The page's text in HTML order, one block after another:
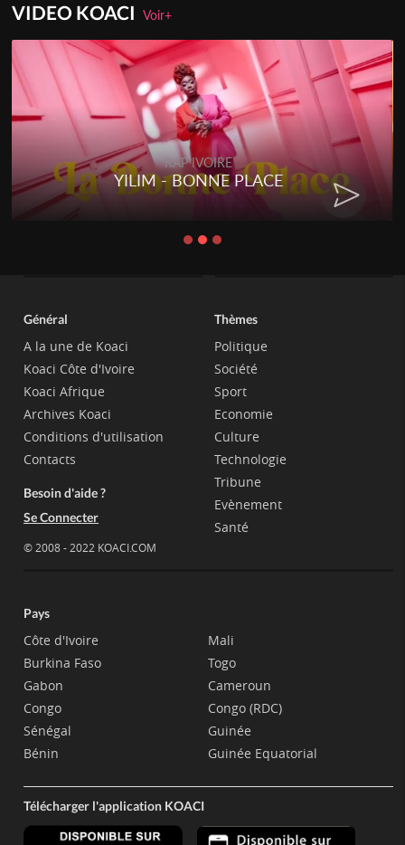
VIDEO KOACIVoir+
RAP IVOIRE
YILIM - BONNE PLACE
Général
A la une de Koaci
Koaci Côte d'Ivoire
Koaci Afrique
Archives Koaci
Conditions d'utilisation
Contacts
Besoin d'aide ?
Se Connecter
© 2008 - 2022 KOACI.COM
Thèmes
Politique
Société
Sport
Economie
Culture
Technologie
Tribune
Evènement
Santé
Pays
Côte d'Ivoire
Burkina Faso
Gabon
Congo
Sénégal
Bénin
Mali
Togo
Cameroun
Congo (RDC)
Guinée
Guinée Equatorial
Télécharger l'application KOACI